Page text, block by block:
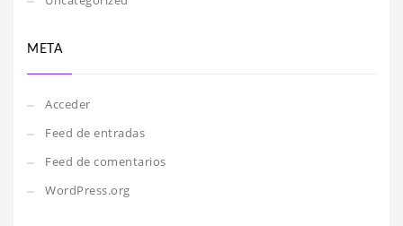
META
Acceder
Feed de entradas
Feed de comentarios
WordPress.org